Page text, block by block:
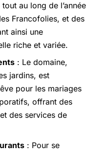
au long de l’année
Francofolies, et des
ainsi une
riche et variée.
: Le domaine,
jardins, est
pour les mariages
offrant des
des services de
: Pour se